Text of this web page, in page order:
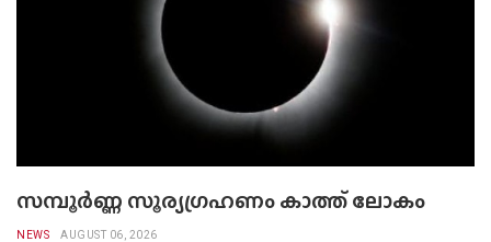
സമ്പൂർണ്ണ സൂര്യഗ്രഹണം കാത്ത് ലോകം
NEWS AUGUST 06, 2026